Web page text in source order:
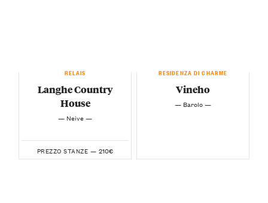
RELAIS
Langhe Country
House
— Neive —
PREZZO STANZE — 210€
RESIDENZA DI CHARME
Vineho
— Barolo —